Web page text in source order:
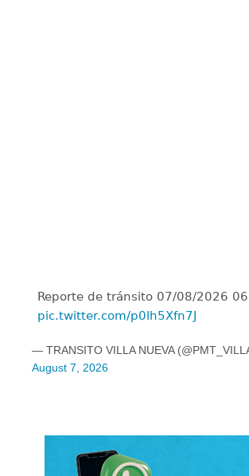
Reporte de tránsito 07/08/2026
pic.twitter.com/p0lh5Xfn7J
— TRANSITO VILLA NUEVA
August 7, 2026